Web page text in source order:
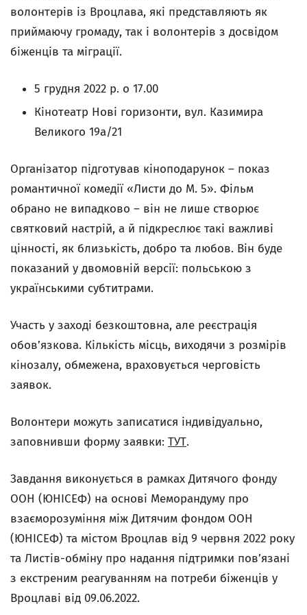
волонтерів із Вроцлава, які представляють як
приймаючу громаду, так і волонтерів з досвідом
біженців та міграції.
5 грудня 2022 р. о 17.00
Кінотеатр Нові горизонти, вул. Казимира
Великого 19а/21
Організатор підготував кіноподарунок – показ
романтичної комедії «Листи до М. 5». Фільм
обрано не випадково – він не лише створює
святковий настрій, а й підкреслює такі важливі
цінності, як близькість, добро та любов. Він буде
показаний у двомовній версії: польською з
українськими субтитрами.
Участь у заході безкоштовна, але реєстрація
обов’язкова. Кількість місць, виходячи з розмірів
кінозалу, обмежена, враховується черговість
заявок.
Волонтери можуть записатися індивідуально,
заповнивши форму заявки: ТУТ.
Завдання виконується в рамках Дитячого фонду
ООН (ЮНІСЕФ) на основі Меморандуму про
взаєморозуміння між Дитячим фондом ООН
(ЮНІСЕФ) та містом Вроцлав від 9 червня 2022 року
та Листів-обміну про надання підтримки пов’язані
з екстреним реагуванням на потреби біженців у
Вроцлаві від 09.06.2022.